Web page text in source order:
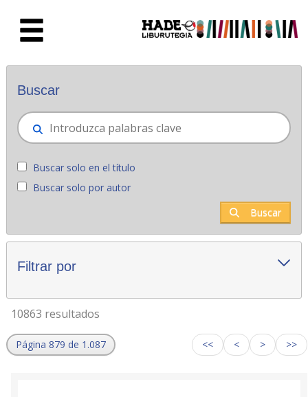
Novedades - Liburutegia
Buscar
Buscar solo en el título
Buscar solo por autor
Buscar
Filtrar por
10863 resultados
Página 879 de 1.087 << < > >>